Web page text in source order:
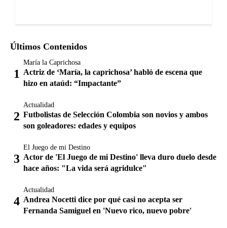
Últimos Contenidos
María la Caprichosa
Actriz de ‘María, la caprichosa’ habló de escena que
hizo en ataúd: “Impactante”
Actualidad
Futbolistas de Selección Colombia son novios y ambos
son goleadores: edades y equipos
El Juego de mi Destino
Actor de 'El Juego de mi Destino' lleva duro duelo desde
hace años: "La vida será agridulce"
Actualidad
Andrea Nocetti dice por qué casi no acepta ser
Fernanda Samiguel en 'Nuevo rico, nuevo pobre'